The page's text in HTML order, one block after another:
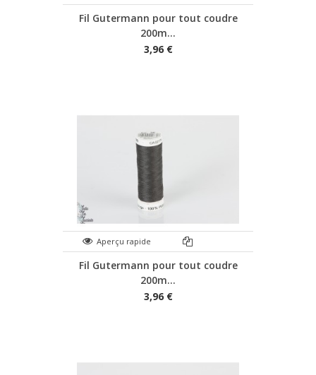
Fil Gutermann pour tout coudre
200m...
3,96 €
Aperçu rapide
Fil Gutermann pour tout coudre
200m...
3,96 €